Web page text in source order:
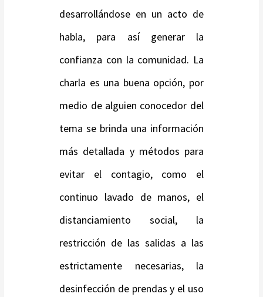
desarrollándose en un acto de
habla, para así generar la
confianza con la comunidad. La
charla es una buena opción, por
medio de alguien conocedor del
tema se brinda una información
más detallada y métodos para
evitar el contagio, como el
continuo lavado de manos, el
distanciamiento social, la
restricción de las salidas a las
estrictamente necesarias, la
desinfección de prendas y el uso